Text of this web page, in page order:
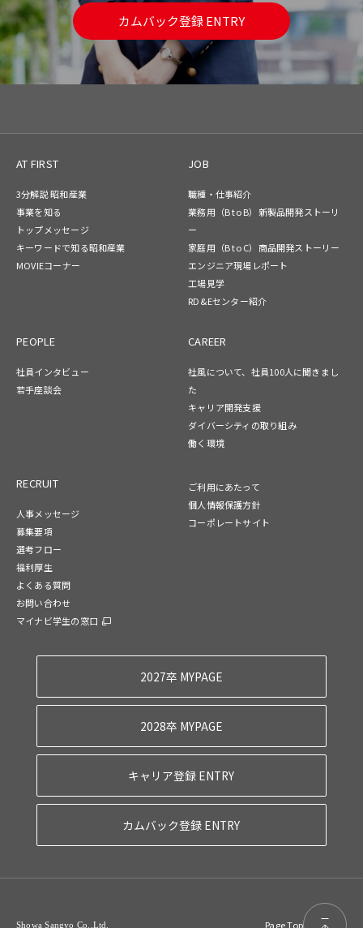
カムバック登録 ENTRY
AT FIRST
3分解説 昭和産業
事業を知る
トップメッセージ
キーワードで知る昭和産業
MOVIEコーナー
JOB
職種・仕事紹介
業務用（B to B）新製品開発ストーリ
ー
家庭用（B to C）商品開発ストーリー
エンジニア現場レポート
工場見学
RD&Eセンター紹介
PEOPLE
社員インタビュー
若手座談会
CAREER
社風について、社員100人に聞きまし
た
キャリア開発支援
ダイバーシティの取り組み
働く環境
RECRUIT
人事メッセージ
募集要項
選考フロー
福利厚生
よくある質問
お問い合わせ
マイナビ学生の窓口
ご利用にあたって
個人情報保護方針
コーポレートサイト
2027卒 MYPAGE
2028卒 MYPAGE
キャリア登録 ENTRY
カムバック登録 ENTRY
Showa Sangyo Co.,Ltd. Page Top